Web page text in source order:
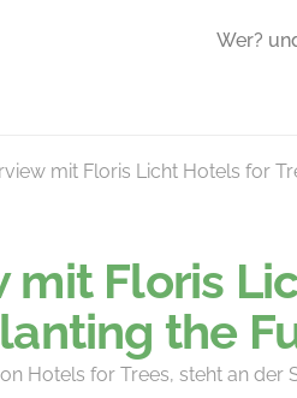
Wer?
mit Floris Licht Hotels for
mit Floris
the
Hotels for Trees, steht an der